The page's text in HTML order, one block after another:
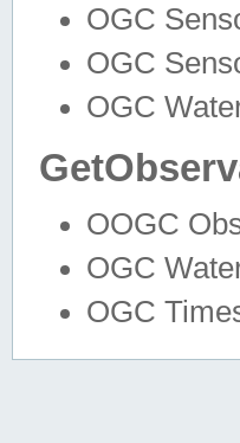
OGC
OGC
OGC
OOGC
OGC
OGC